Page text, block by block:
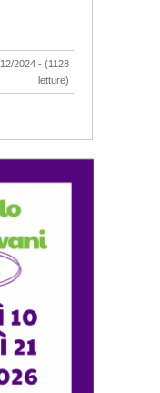
2024 - (1128
letture)